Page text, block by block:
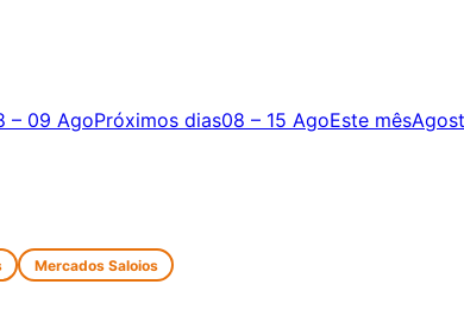
– 09 AgoPróximos dias08 – 15 AgoEste mês
Mercados Saloios